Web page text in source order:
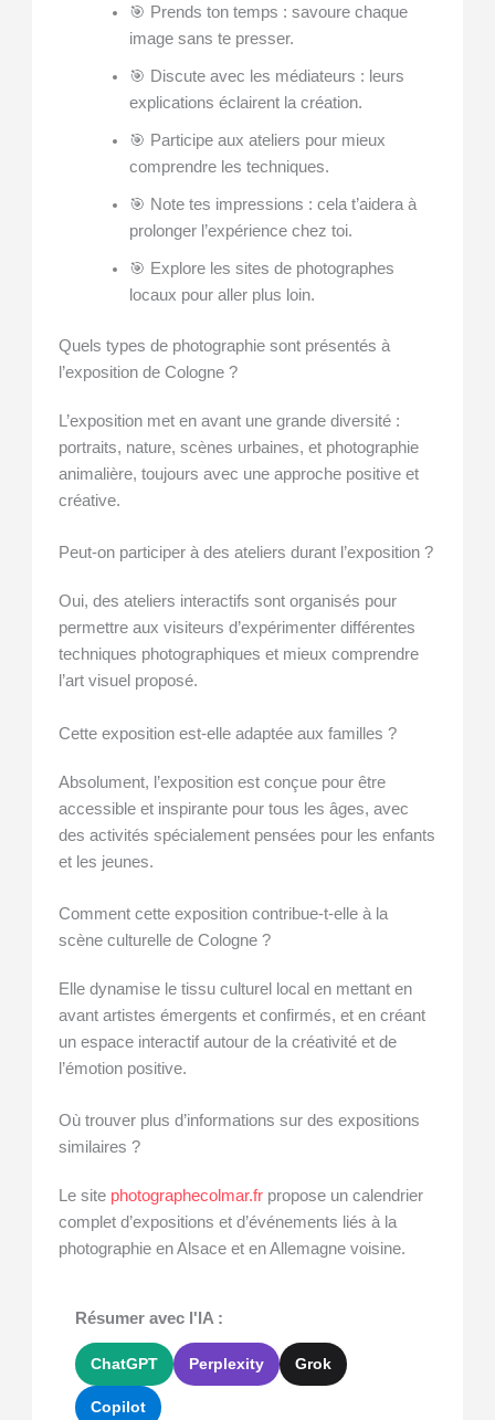
🎯 Prends ton temps : savoure chaque
image sans te presser.
🎯 Discute avec les médiateurs : leurs
explications éclairent la création.
🎯 Participe aux ateliers pour mieux
comprendre les techniques.
🎯 Note tes impressions : cela t’aidera à
prolonger l’expérience chez toi.
🎯 Explore les sites de photographes
locaux pour aller plus loin.
Quels types de photographie sont présentés à
l’exposition de Cologne ?
L’exposition met en avant une grande diversité :
portraits, nature, scènes urbaines, et photographie
animalière, toujours avec une approche positive et
créative.
Peut-on participer à des ateliers durant l’exposition ?
Oui, des ateliers interactifs sont organisés pour
permettre aux visiteurs d’expérimenter différentes
techniques photographiques et mieux comprendre
l’art visuel proposé.
Cette exposition est-elle adaptée aux familles ?
Absolument, l’exposition est conçue pour être
accessible et inspirante pour tous les âges, avec
des activités spécialement pensées pour les enfants
et les jeunes.
Comment cette exposition contribue-t-elle à la
scène culturelle de Cologne ?
Elle dynamise le tissu culturel local en mettant en
avant artistes émergents et confirmés, et en créant
un espace interactif autour de la créativité et de
l’émotion positive.
Où trouver plus d’informations sur des expositions
similaires ?
Le site photographecolmar.fr propose un calendrier
complet d’expositions et d’événements liés à la
photographie en Alsace et en Allemagne voisine.
Résumer avec l'IA :
ChatGPT Perplexity Grok
Copilot